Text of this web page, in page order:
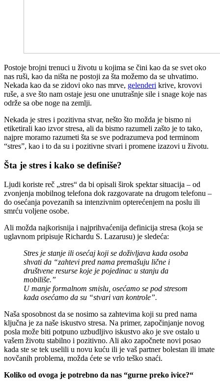
Postoje brojni trenuci u životu u kojima se čini kao da se svet oko
nas ruši, kao da ništa ne postoji za šta možemo da se uhvatimo.
Nekada kao da se zidovi oko nas mrve, gelenderi krive, krovovi
ruše, a sve što nam ostaje jesu one unutrašnje sile i snage koje nas
održe sa obe noge na zemlji.
Nekada je stres i pozitivna stvar, nešto što možda je bismo ni
etiketirali kao izvor stresa, ali da bismo razumeli zašto je to tako,
najpre moramo razumeti šta se sve podrazumeva pod terminom
“stres”, kao i to da su i pozitivne stvari i promene izazovi u životu.
Šta je stres i kako se definiše?
Ljudi koriste reč „stres“ da bi opisali širok spektar situacija – od
zvonjenja mobilnog telefona dok razgovarate na drugom telefonu –
do osećanja povezanih sa intenzivnim opterećenjem na poslu ili
smrću voljene osobe.
Ali možda najkorisnija i najprihvaćenija definicija stresa (koja se
uglavnom pripisuje Richardu S. Lazarusu) je sledeća:
Stres je stanje ili osećaj koji se doživljava kada osoba
shvati da “zahtevi pred nama premašuju lične i
društvene resurse koje je pojedinac u stanju da
mobiliše.”
U manje formalnom smislu, osećamo se pod stresom
kada osećamo da su “stvari van kontrole”.
Naša sposobnost da se nosimo sa zahtevima koji su pred nama
ključna je za naše iskustvo stresa. Na primer, započinjanje novog
posla može biti potpuno uzbudljivo iskustvo ako je sve ostalo u
vašem životu stabilno i pozitivno. Ali ako započnete novi posao
kada ste se tek uselili u novu kuću ili je vaš partner bolestan ili imate
novčanih problema, možda ćete se vrlo teško snaći.
Koliko od ovoga je potrebno da nas “gurne preko ivice?“